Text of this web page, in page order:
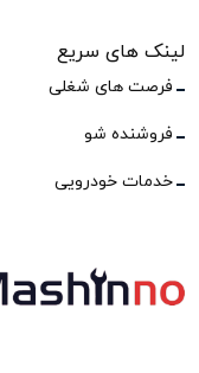
لینک های سریع
فرصت های شغلی
فروشنده شو
خدمات خودرویی